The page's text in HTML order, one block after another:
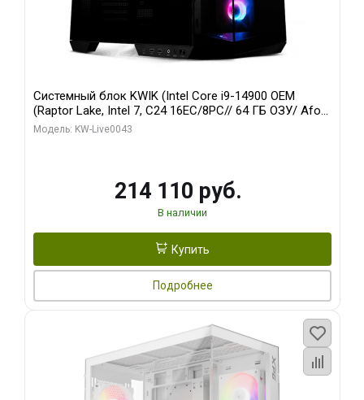
Системный блок KWIK (Intel Core i9-14900 OEM
(Raptor Lake, Intel 7, C24 16EC/8PC// 64 ГБ ОЗУ/ Afox
RTX3060Ti 8GB GDDR6 256bit 3xDP HDMI 2FAN RTL/
Модель: KW-Live0043
214 110 руб.
В наличии
Купить
Подробнее